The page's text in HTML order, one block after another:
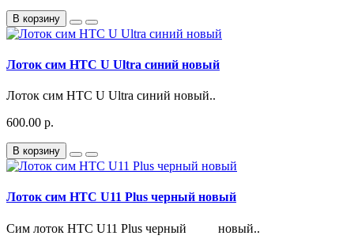
В корзину
Лоток сим HTC U Ultra синий новый
Лоток сим HTC U Ultra синий новый..
600.00 р.
В корзину
Лоток сим HTC U11 Plus черный новый
Сим лоток HTC U11 Plus черный новый..